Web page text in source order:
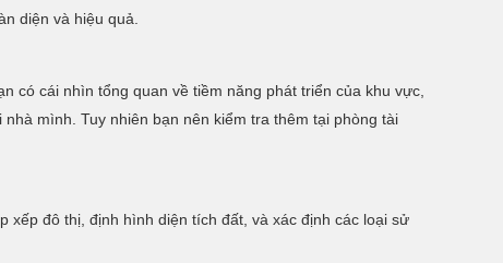
diện và hiệu quả.
có cái nhìn tổng quan về tiềm năng phát triển của khu vực,
mình. Tuy nhiên bạn nên kiểm tra thêm tại phòng tài
xếp đô thị, định hình diện tích đất, và xác định các loại sử